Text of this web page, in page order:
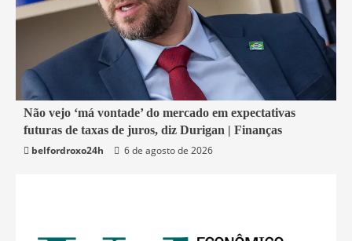
1 min read
Economia
Não vejo ‘má vontade’ do mercado em expectativas
futuras de taxas de juros, diz Durigan | Finanças
belfordroxo24h
6 de agosto de 2026